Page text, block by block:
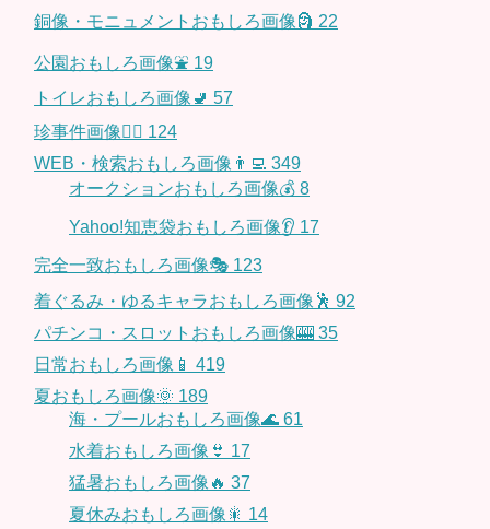
銅像・モニュメントおもしろ画像🗿 22
公園おもしろ画像⛲️ 19
トイレおもしろ画像🚽 57
珍事件画像👮‍♂️ 124
WEB・検索おもしろ画像👨‍💻 349
オークションおもしろ画像💰 8
Yahoo!知恵袋おもしろ画像👂 17
完全一致おもしろ画像🎭 123
着ぐるみ・ゆるキャラおもしろ画像🕺 92
パチンコ・スロットおもしろ画像🎰 35
日常おもしろ画像📱 419
夏おもしろ画像🌞 189
海・プールおもしろ画像🌊 61
水着おもしろ画像👙 17
猛暑おもしろ画像🔥 37
夏休みおもしろ画像🎇 14